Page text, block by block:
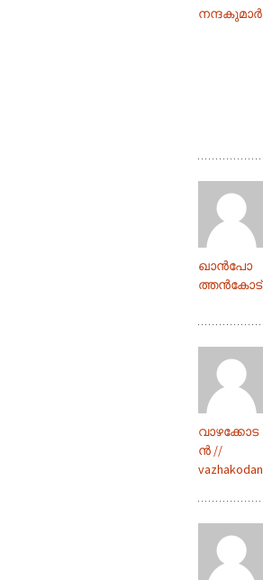
നന്ദകുമാര്‍
ഖാന്‍പോ
ത്തന്‍കോട്‌
വാഴക്കോട
ന്‍ ‍//
vazhakodan